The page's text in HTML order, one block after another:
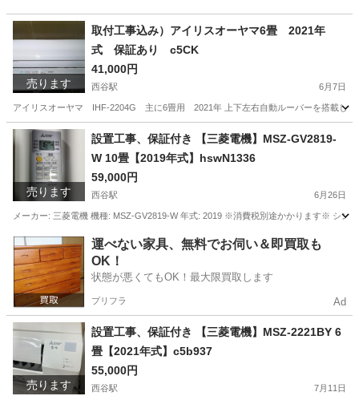
売ります
取付工事込み）アイリスオーヤマ6畳 2021年
式 保証あり c5CK
41,000円
西谷駅 6月7日
アイリスオーヤマ IHF-2204G 主に6畳用 2021年 上下左右自動ルーバーを搭載し、
神奈川 横浜市 西谷駅 季節、空調家電 アイリスオーヤマ
売ります
設置工事、保証付き 【三菱電機】MSZ-GV2819-
W 10畳【2019年式】hswN1336
59,000円
西谷駅 6月26日
メーカー: 三菱電機 機種: MSZ-GV2819-W 年式: 2019 ※消費税別途かかります※ シン
神奈川 横浜市 西谷駅 季節、空調家電 MSZ
運べない家具、無料でお伺い＆即買取も
OK！
状態が悪くてもOK！最大限買取します
プリフラ Ad
売ります
設置工事、保証付き 【三菱電機】MSZ-2221BY 6
畳【2021年式】c5b937
55,000円
西谷駅 7月11日